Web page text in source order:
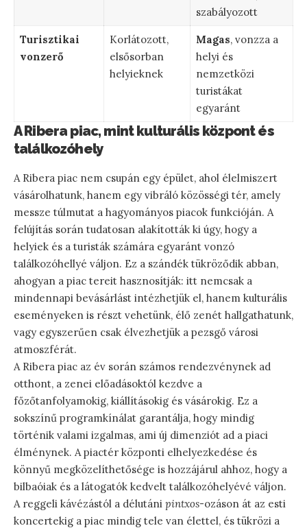
szabályozott
Turisztikai
vonzerő
Korlátozott,
elsősorban
helyieknek
Magas, vonzza a
helyi és
nemzetközi
turistákat
egyaránt
A Ribera piac, mint kulturális központ és
találkozóhely
A Ribera piac nem csupán egy épület, ahol élelmiszert
vásárolhatunk, hanem egy vibráló közösségi tér, amely
messze túlmutat a hagyományos piacok funkcióján. A
felújítás során tudatosan alakították ki úgy, hogy a
helyiek és a turisták számára egyaránt vonzó
találkozóhellyé váljon. Ez a szándék tükröződik abban,
ahogyan a piac tereit hasznosítják: itt nemcsak a
mindennapi bevásárlást intézhetjük el, hanem kulturális
eseményeken is részt vehetünk, élő zenét hallgathatunk,
vagy egyszerűen csak élvezhetjük a pezsgő városi
atmoszférát.
A Ribera piac az év során számos rendezvénynek ad
otthont, a zenei előadásoktól kezdve a
főzőtanfolyamokig, kiállításokig és vásárokig. Ez a
sokszínű programkínálat garantálja, hogy mindig
történik valami izgalmas, ami új dimenziót ad a piaci
élménynek. A piactér központi elhelyezkedése és
könnyű megközelíthetősége is hozzájárul ahhoz, hogy a
bilbaóiak és a látogatók kedvelt találkozóhelyévé váljon.
A reggeli kávézástól a délutáni pintxos-ozáson át az esti
koncertekig a piac mindig tele van élettel, és tükrözi a